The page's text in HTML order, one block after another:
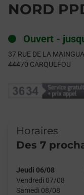
NORD
Ouvert -
37 RUE DE LA
44470 CARQUEFOU
Horaires
Des 7
Jeudi 06/08
Vendredi 07/08
Samedi 08/08